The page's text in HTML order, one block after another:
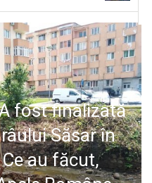
fost finalizată
Săsar în
au făcut,